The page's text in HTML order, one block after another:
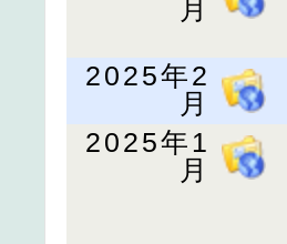
月
2025年2
月
2025年1
月